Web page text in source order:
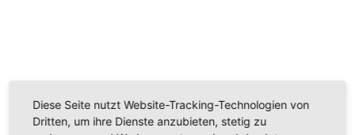
Youtube-Service zu laden!
Wir verwenden einen Service eines Drittanbieters, um
Diese Seite nutzt Website-Tracking-Technologien von
Dritten, um ihre Dienste anzubieten, stetig zu